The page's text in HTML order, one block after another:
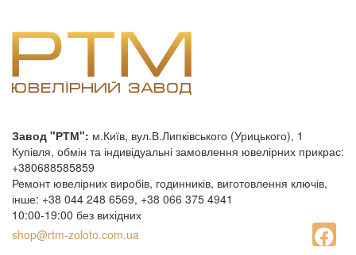
Завод "РТМ": м.Київ, вул.В.Липківського (Урицького), 1
Купівля, обмін та індивідуальні замовлення ювелірних прикрас:
+380688585859
Ремонт ювелірних виробів, годинників, виготовлення ключів,
інше: +38 044 248 6569, +38 066 375 4941
10:00-19:00 без вихідних
shop@rtm-zoloto.com.ua